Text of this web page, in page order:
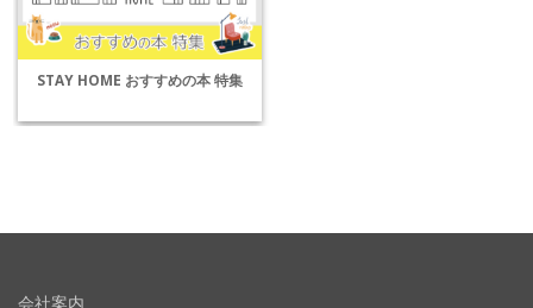
STAY HOME おすすめの本 特集
会社案内